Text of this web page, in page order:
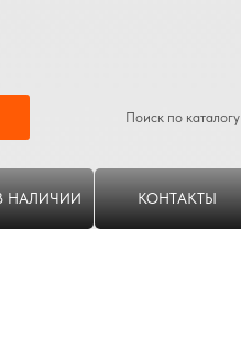
Поиск по каталогу
НАЛИЧИИ КОНТАКТЫ